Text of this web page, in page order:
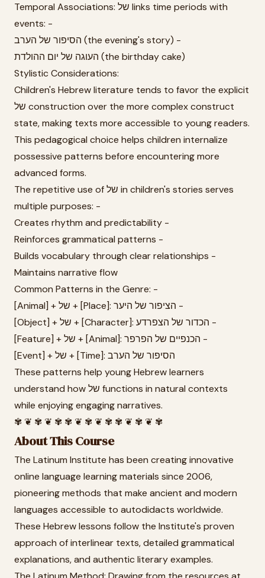
Temporal Associations: של links time periods with
events: -
הסיפור של הערב (the evening's story) -
העוגה של יום ההולדת (the birthday cake)
Stylistic Considerations:
Children's Hebrew literature tends to favor the explicit
של construction over the more complex construct
state, making texts more accessible to young readers.
This pedagogical choice helps children internalize
possessive patterns before encountering more
advanced forms.
The repetitive use of של in children's stories serves
multiple purposes: -
Creates rhythm and predictability -
Reinforces grammatical patterns -
Builds vocabulary through clear relationships -
Maintains narrative flow
Common Patterns in the Genre: -
[Animal] + של + [Place]: הציפור של היער -
[Object] + של + [Character]: הכדור של הצפרדע -
[Feature] + של + [Animal]: הכנפיים של הפרפר -
[Event] + של + [Time]: הסיפור של הערב
These patterns help young Hebrew learners
understand how של functions in natural contexts
while enjoying engaging narratives.
✾ ❦ ✾ ❦ ✾ ✾ ❦ ✾ ❦ ✾ ✾ ❦ ✾ ❦ ✾
About This Course
The Latinum Institute has been creating innovative
online language learning materials since 2006,
pioneering methods that make ancient and modern
languages accessible to autodidacts worldwide.
These Hebrew lessons follow the Institute's proven
approach of interlinear texts, detailed grammatical
explanations, and authentic literary examples.